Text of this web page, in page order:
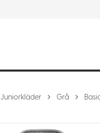
Juniorkläder Grå